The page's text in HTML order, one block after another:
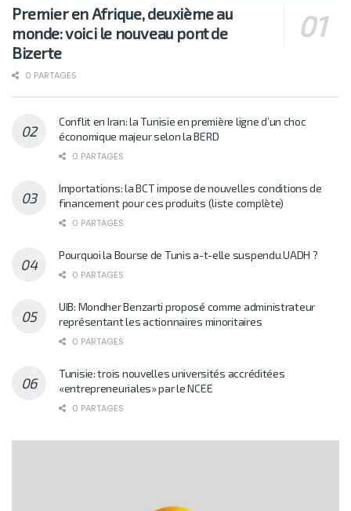
Premier en Afrique, deuxième au
monde: voici le nouveau pont de
Bizerte
0 PARTAGES
Conflit en Iran: la Tunisie en première ligne d’un choc
économique majeur selon la BERD
0 PARTAGES
Importations: la BCT impose de nouvelles conditions de
financement pour ces produits (liste complète)
0 PARTAGES
Pourquoi la Bourse de Tunis a-t-elle suspendu UADH ?
0 PARTAGES
UIB: Mondher Benzarti proposé comme administrateur
représentant les actionnaires minoritaires
0 PARTAGES
Tunisie: trois nouvelles universités accréditées
«entrepreneuriales» par le NCEE
0 PARTAGES